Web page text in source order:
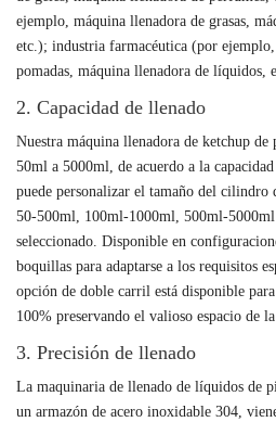
ejemplo, máquina llenadora de grasas,
etc.); industria farmacéutica (por
pomadas, máquina llenadora de líquidos,
2. Capacidad de llenado
Nuestra máquina llenadora de ketchup
50ml a 5000ml, de acuerdo a la
puede personalizar el tamaño del
50-500ml, 100ml-1000ml, 500ml-
seleccionado. Disponible en
boquillas para adaptarse a los requisitos
opción de doble carril está disponible
100% preservando el valioso espacio de
3. Precisión de llenado
La maquinaria de llenado de líquidos de
un armazón de acero inoxidable 304,